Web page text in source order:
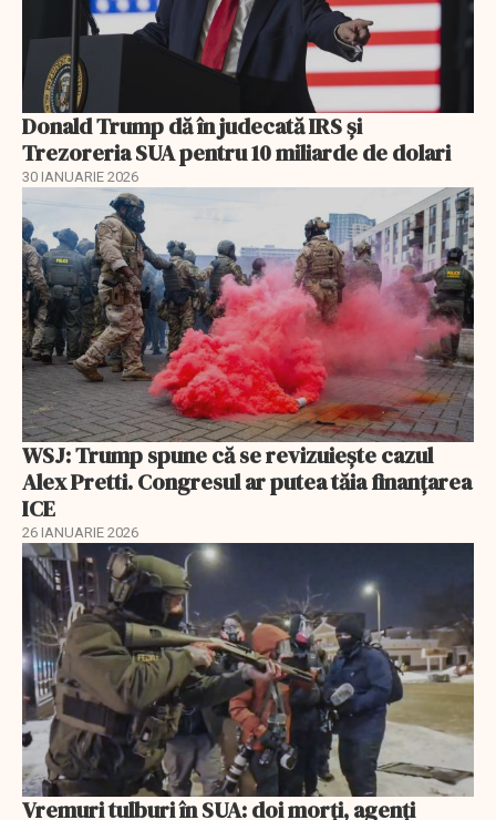
Donald Trump dă în judecată IRS și
Trezoreria SUA pentru 10 miliarde de dolari
30 IANUARIE 2026
WSJ: Trump spune că se revizuiește cazul
Alex Pretti. Congresul ar putea tăia finanțarea
ICE
26 IANUARIE 2026
Vremuri tulburi în SUA: doi morți, agenți